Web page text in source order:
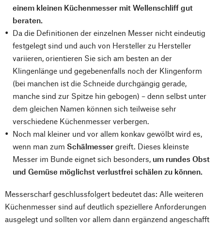
einem kleinen Küchenmesser mit Wellenschliff gut
beraten.
Da die Definitionen der einzelnen Messer nicht eindeutig
festgelegt sind und auch von Hersteller zu Hersteller
variieren, orientieren Sie sich am besten an der
Klingenlänge und gegebenenfalls noch der Klingenform
(bei manchen ist die Schneide durchgängig gerade,
manche sind zur Spitze hin gebogen) – denn selbst unter
dem gleichen Namen können sich teilweise sehr
verschiedene Küchenmesser verbergen.
Noch mal kleiner und vor allem konkav gewölbt wird es,
wenn man zum Schälmesser greift. Dieses kleinste
Messer im Bunde eignet sich besonders, um rundes Obst
und Gemüse möglichst verlustfrei schälen zu können.
Messerscharf geschlussfolgert bedeutet das: Alle weiteren
Küchenmesser sind auf deutlich speziellere Anforderungen
ausgelegt und sollten vor allem dann ergänzend angeschafft